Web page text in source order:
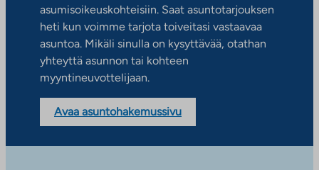
asumisoikeuskohteisiin. Saat asuntotarjouksen
heti kun voimme tarjota toiveitasi vastaavaa
asuntoa. Mikäli sinulla on kysyttävää, otathan
yhteyttä asunnon tai kohteen
myyntineuvottelijaan.
Avaa asuntohakemussivu